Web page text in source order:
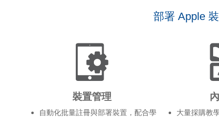
部署 Apple
裝置管理
自動化批量註冊與部署裝置，配合學
大量採購教